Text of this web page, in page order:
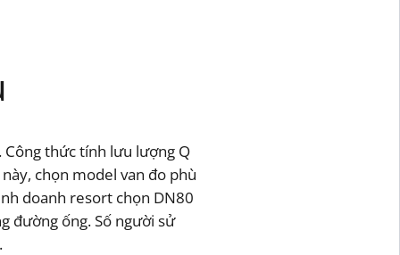
thức tính lưu lượng Q
chọn model van đo phù
doanh resort chọn DN80
đường ống. Số người sử